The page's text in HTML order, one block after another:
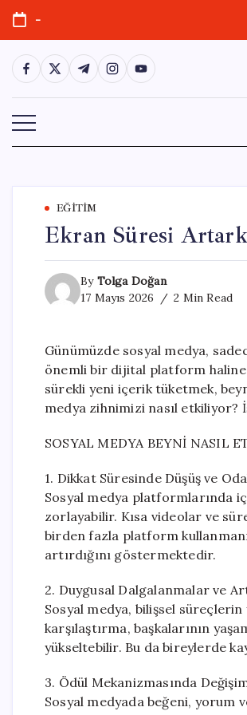
Skip
content
-
https://www.facebook.com/
https://twitter.com/
https://t.me/
https://https://youtube.com/
EĞITIM
Ekran Süresi
By Tolga Doğan
17 Mayıs 2026
2 Min Read
Günümüzde sosyal medya,
önemli bir dijital platform haline
sürekli yeni içerik tüketmek,
medya zihnimizi nasıl etkiliyor?
SOSYAL MEDYA BEYNİ NASIL
1. Dikkat Süresinde Düşüş ve
Sosyal medya platformlarında
zorlayabilir. Kısa videolar ve
birden fazla platform
artırdığını göstermektedir.
2. Duygusal Dalgalanmalar ve
Sosyal medya, bilişsel
karşılaştırma, başkalarının
yükseltebilir. Bu da bireylerde
3. Ödül Mekanizmasında
Sosyal medyada beğeni, yorum